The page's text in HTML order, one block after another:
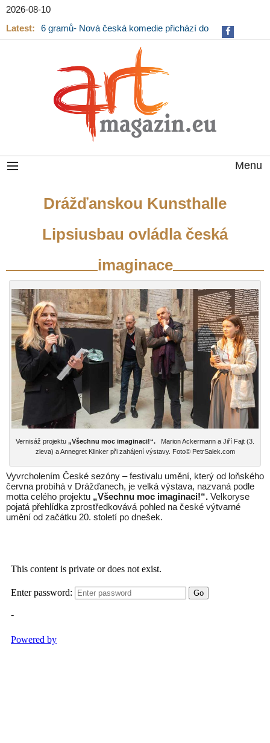
2026-08-10
Latest:
6 gramů- Nová česká komedie přichází do
Menu
Drážďanskou Kunsthalle
Lipsiusbau ovládla česká
imaginace
Vernisáž projektu „Všechnu moc imaginaci!“.
Marion Ackermann a Jiří Fajt (3.
zleva) a Annegret Klinker při zahájení výstavy. Foto© PetrSalek.com
Vyvrcholením České sezóny – festivalu umění, který od loňského
června probíhá v Drážďanech, je velká výstava, nazvaná podle
motta celého projektu „Všechnu moc imaginaci!“. Velkoryse
pojatá přehlídka zprostředkovává pohled na české výtvarné
umění od začátku 20. století po dnešek.